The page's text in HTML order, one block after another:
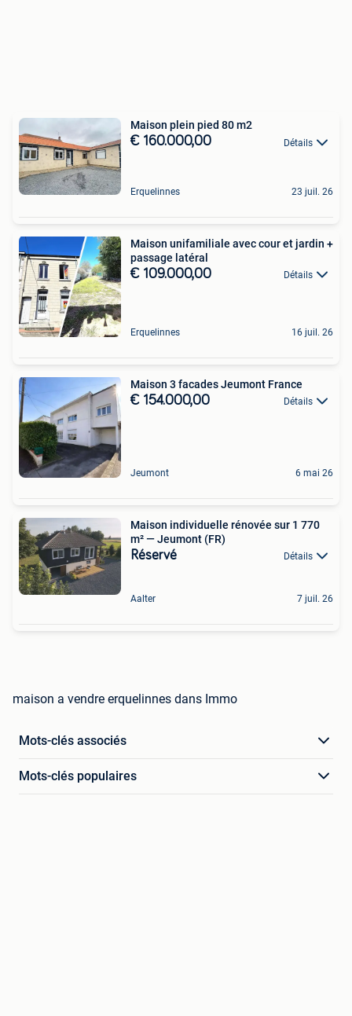
Maison plein pied 80 m2
€ 160.000,00 Détails
Erquelinnes 23 juil. 26
Maison unifamiliale avec cour et jardin +
passage latéral
€ 109.000,00 Détails
Erquelinnes 16 juil. 26
Maison 3 facades Jeumont France
€ 154.000,00 Détails
Jeumont 6 mai 26
Maison individuelle rénovée sur 1 770
m² — Jeumont (FR)
Réservé Détails
Aalter 7 juil. 26
maison a vendre erquelinnes dans Immo
Mots-clés associés
Mots-clés populaires